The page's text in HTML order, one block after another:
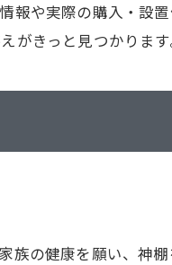
報や実際の購入・設
きっと見つかります
族の健康を願い、神